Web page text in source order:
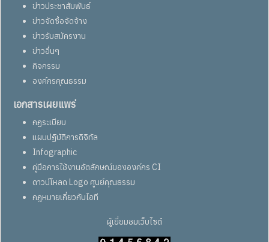
ข่าวประชาสัมพันธ์
ข่าวจัดซื้อจัดจ้าง
ข่าวรับสมัครงาน
ข่าวอื่นๆ
กิจกรรม
องค์กรคุณธรรม
เอกสารเผยแพร่
กฏระเบียบ
แผนปฏิบัติการดิจิทัล
Infographic
คู่มือการใช้งานอัตลักษณ์ขององค์กร CI
ดาวน์โหลด Logo ศูนย์คุณธรรม
กฎหมายเกี่ยวกับไอที
ผู้เยี่ยมชมเว็บไซต์